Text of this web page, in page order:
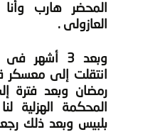
المحضر هارب
العازولى .
وبعد 3 أشهر
انتقلت إلى معسكر
رمضان وبعد فترة
المحكمة الهزلية
بلبيس وبعد ذلك